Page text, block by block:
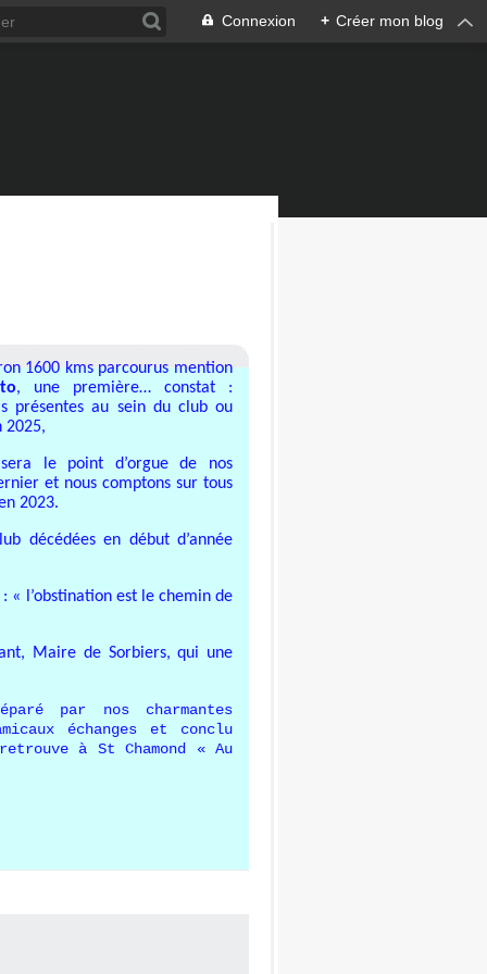
Connexion + Créer mon blog
1600 kms parcourus mention
, une première… constat :
présentes au sein du club ou
2025,
le point d’orgue de nos
et nous comptons sur tous
2023.
décédées en début d’année
« l’obstination est le chemin de
Maire de Sorbiers, qui une
par nos charmantes
échanges et conclu
à St Chamond « Au